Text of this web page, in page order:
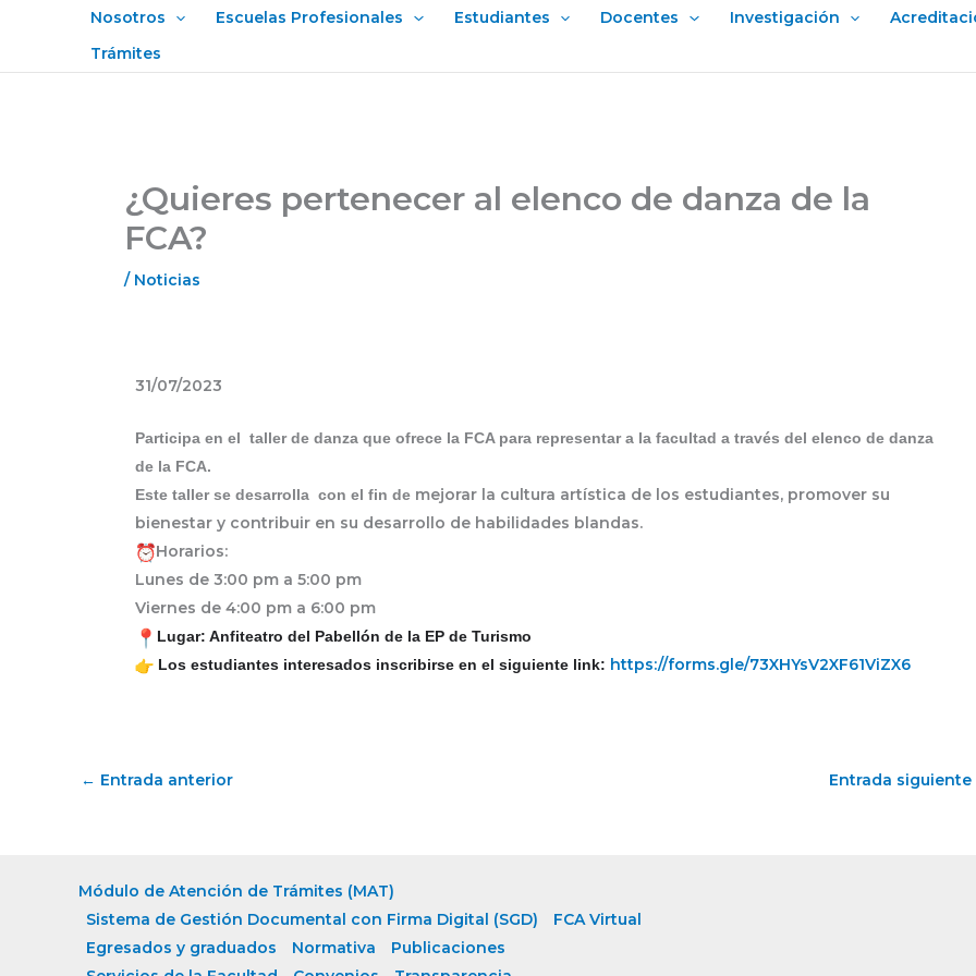
contenido
Nosotros Escuelas Profesionales Estudiantes Docentes Investigación
Trámites
¿Quieres pertenecer al elenco de danza de la
FCA?
/ Noticias
31/07/2023
Participa en el taller de danza que ofrece la FCA para representar a la facultad a través del elenco de danza
de la FCA.
Este taller se desarrolla con el fin de mejorar la cultura artística de los estudiantes, promover su
bienestar y contribuir en su desarrollo de habilidades blandas.
Horarios:
Lunes de 3:00 pm a 5:00 pm
Viernes de 4:00 pm a 6:00 pm
Lugar: Anfiteatro del Pabellón de la EP de Turismo
Los estudiantes interesados inscribirse en el siguiente link: https://forms.gle/73XHYsV2XF61ViZX6
← Entrada anterior Entrada siguiente
Módulo de Atención de Trámites (MAT)
Sistema de Gestión Documental con Firma Digital (SGD)
FCA Virtual
Egresados y graduados
Normativa
Publicaciones